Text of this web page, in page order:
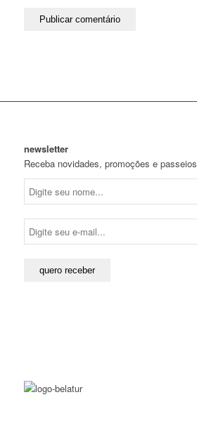
newsletter
Receba novidades, promoções e passeios